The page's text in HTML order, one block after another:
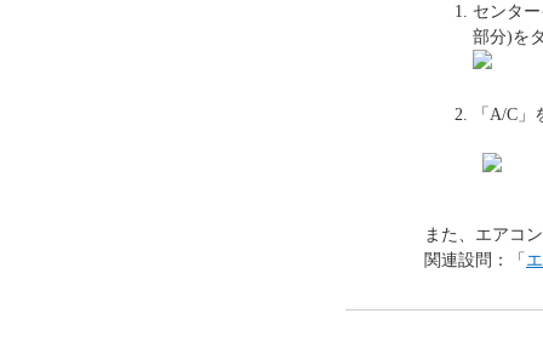
センタ
部分)を
「A/C
また、エアコ
関連設問：「